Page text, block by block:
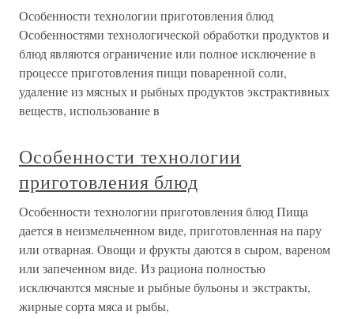
Особенности технологии приготовления блюд
Особенностями технологической обработки продуктов и
блюд являются ограничение или полное исключение в
процессе приготовления пищи поваренной соли,
удаление из мясных и рыбных продуктов экстрактивных
веществ, использование в
Особенности технологии
приготовления блюд
Особенности технологии приготовления блюд Пища
дается в неизмельченном виде, приготовленная на пару
или отварная. Овощи и фрукты даются в сыром, вареном
или запеченном виде. Из рациона полностью
исключаются мясные и рыбные бульоны и экстракты,
жирные сорта мяса и рыбы,